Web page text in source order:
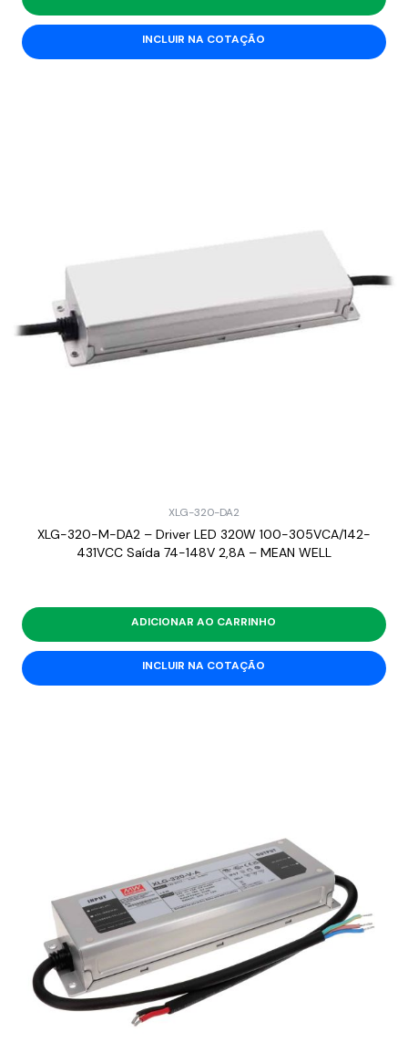
INCLUIR NA COTAÇÃO
XLG-320-DA2
XLG-320-M-DA2 – Driver LED 320W 100-305VCA/142-
431VCC Saída 74-148V 2,8A – MEAN WELL
ADICIONAR AO CARRINHO
INCLUIR NA COTAÇÃO